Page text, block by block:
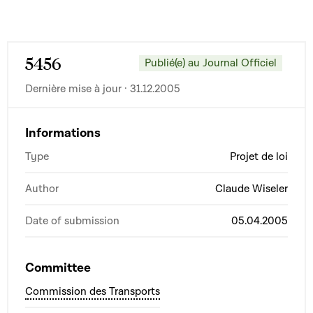
5456
Publié(e) au Journal Officiel
Dernière mise à jour · 31.12.2005
Informations
Type Projet de loi
Author Claude Wiseler
Date of submission 05.04.2005
Committee
Commission des Transports